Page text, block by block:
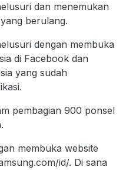
dan menemukan
berulang.
dengan membuka
di Facebook dan
yang sudah
pembagian 900 ponsel
membuka website
id/. Di sana